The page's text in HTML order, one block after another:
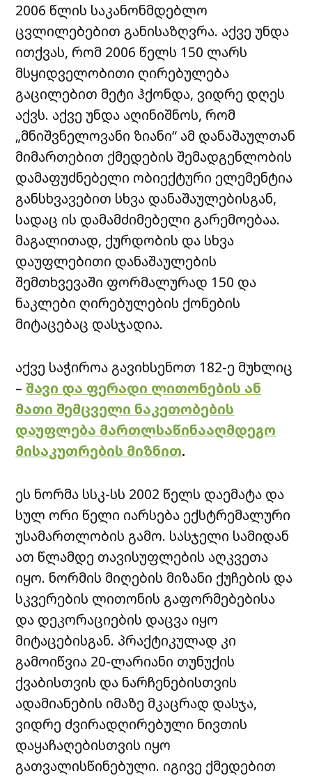
2006 წლის საკანონმდებლო
ცვლილებებით განისაზღვრა. აქვე უნდა
ითქვას, რომ 2006 წელს 150 ლარს
მსყიდველობითი ღირებულება
გაცილებით მეტი ჰქონდა, ვიდრე დღეს
აქვს. აქვე უნდა აღინიშნოს, რომ
„მნიშვნელოვანი ზიანი“ ამ დანაშაულთან
მიმართებით ქმედების შემადგენლობის
დამაფუძნებელი ობიექტური ელემენტია
განსხვავებით სხვა დანაშაულებისგან,
სადაც ის დამამძიმებელი გარემოებაა.
მაგალითად, ქურდობის და სხვა
დაუფლებითი დანაშაულების
შემთხვევაში ფორმალურად 150 და
ნაკლები ღირებულების ქონების
მიტაცებაც დასჯადია.
აქვე საჭიროა გავიხსენოთ 182-ე მუხლიც
–შავი და ფერადი ლითონების ან
მათი შემცველი ნაკეთობების
დაუფლება მართლსაწინააღმდეგო
მისაკუთრების მიზნით.
ეს ნორმა სსკ-სს 2002 წელს დაემატა და
სულ ორი წელი იარსება ექსტრემალური
უსამართლობის გამო. სასჯელი სამიდან
ათ წლამდე თავისუფლების აღკვეთა
იყო. ნორმის მიღების მიზანი ქუჩების და
სკვერების ლითონის გაფორმებებისა
და დეკორაციების დაცვა იყო
მიტაცებისგან. პრაქტიკულად კი
გამოიწვია 20-ლარიანი თუნუქის
ქვაბისთვის და ნარჩენებისთვის
ადამიანების იმაზე მკაცრად დასჯა,
ვიდრე ძვირადღირებული ნივთის
დაყაჩაღებისთვის იყო
გათვალისწინებული. იგივე ქმედებით